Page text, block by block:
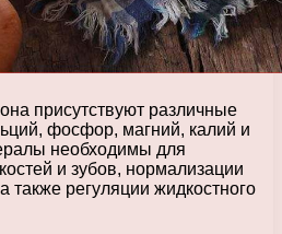
присутствуют различные
фосфор, магний, калий и
необходимы для
и зубов, нормализации
регуляции жидкостного